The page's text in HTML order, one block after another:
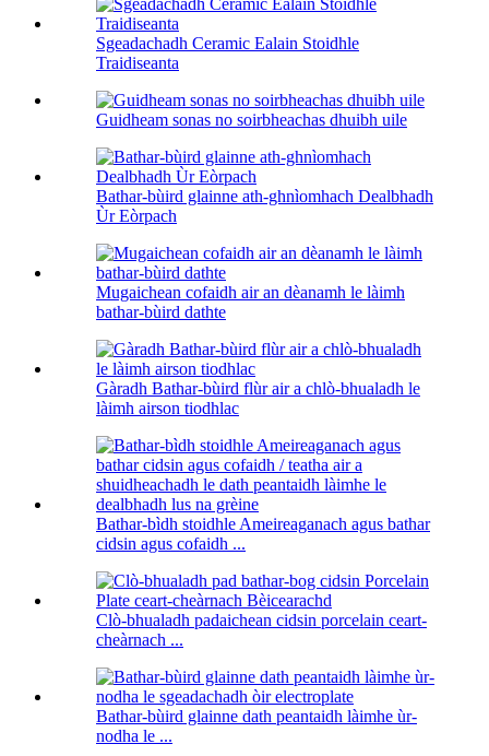
Sgeadachadh Ceramic Ealain Stoidhle
Traidiseanta
Guidheam sonas no soirbheachas dhuibh uile
Bathar-bùird glainne ath-ghnìomhach Dealbhadh
Ùr Eòrpach
Mugaichean cofaidh air an dèanamh le làimh
bathar-bùird dathte
Gàradh Bathar-bùird flùr air a chlò-bhualadh le
làimh airson tiodhlac
Bathar-bìdh stoidhle Ameireaganach agus bathar
cidsin agus cofaidh ...
Clò-bhualadh padaichean cidsin porcelain ceart-
cheàrnach ...
Bathar-bùird glainne dath peantaidh làimhe ùr-
nodha le ...